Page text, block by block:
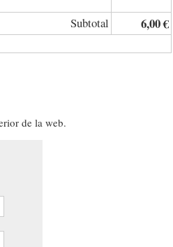
Subtotal 6,00 €
de la web.